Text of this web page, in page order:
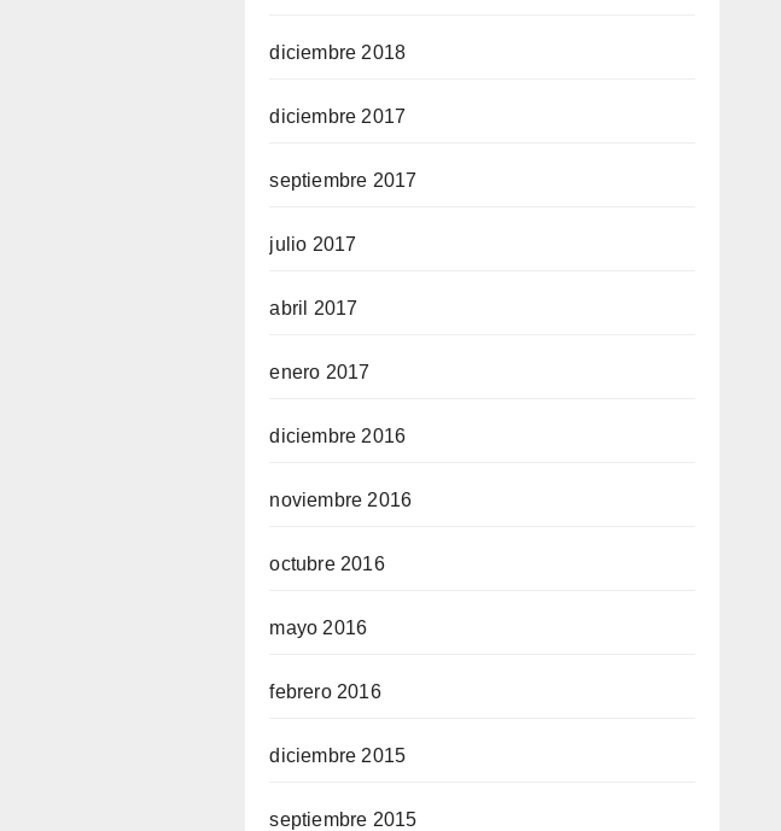
diciembre 2018
diciembre 2017
septiembre 2017
julio 2017
abril 2017
enero 2017
diciembre 2016
noviembre 2016
octubre 2016
mayo 2016
febrero 2016
diciembre 2015
septiembre 2015